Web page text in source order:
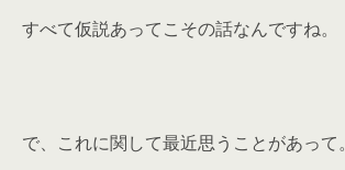
すべて仮説あってこその話なんですね。
で、これに関して最近思うことがあって。